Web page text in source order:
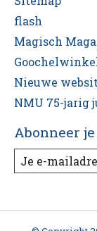
flash
Magisch
Nieuwe
NMU 75-jarig
Abonneer